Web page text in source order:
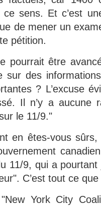
ce sens. Et c’est
de mener un
pétition.
pourrait être
sur des
? L’excuse
Il n’y a
le 11/9."
en êtes-vous
11/9, qui a
C’est tout ce
York City